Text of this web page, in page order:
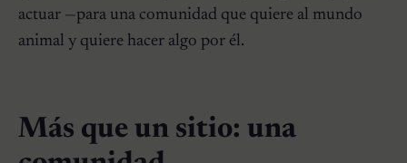
actuar —para una comunidad que quiere al mundo
animal y quiere hacer algo por él.
Más que un sitio: una